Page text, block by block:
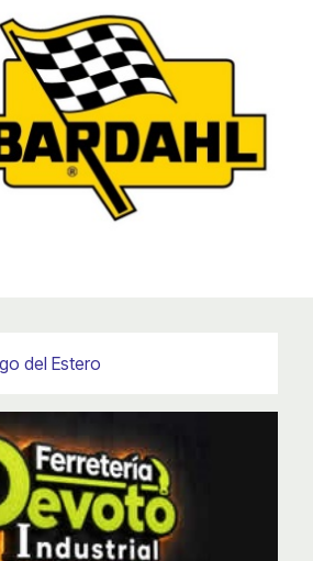
del Estero